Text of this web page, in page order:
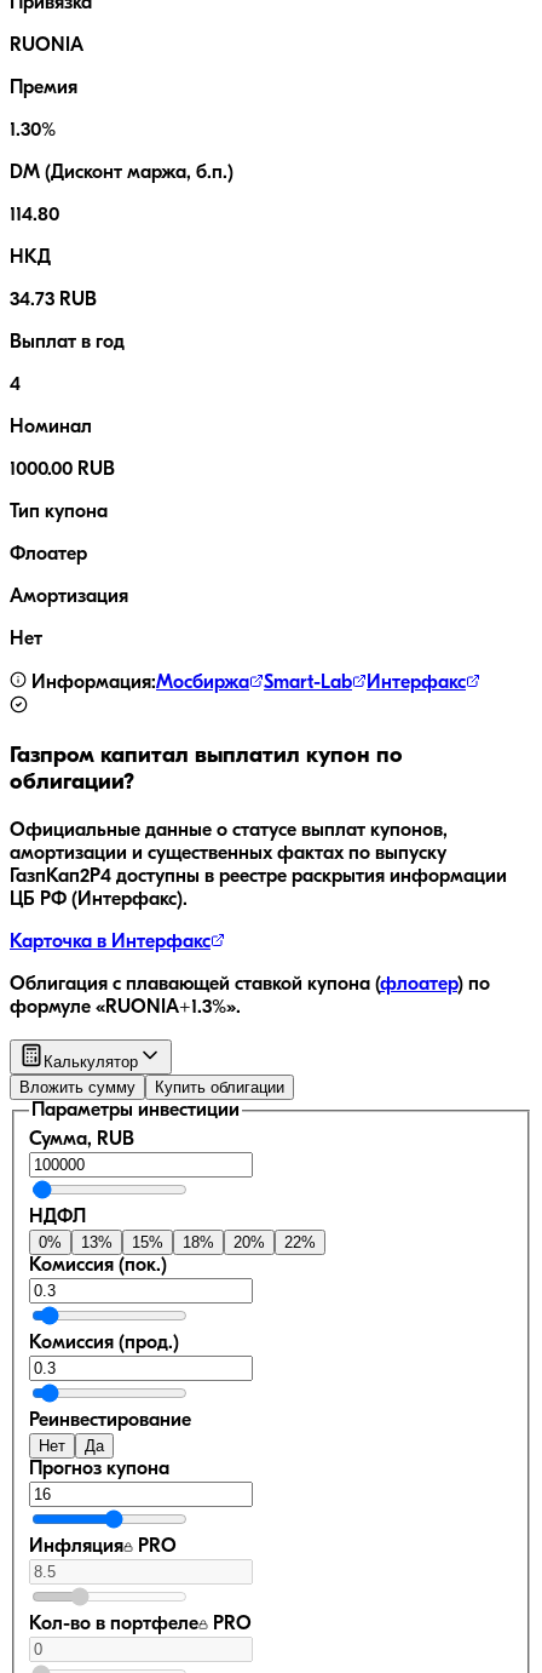
RUONIA
Премия
1.30%
DM (Дисконт маржа, б.п.)
114.80
НКД
34.73 RUB
Выплат в год
4
Номинал
1000.00 RUB
Тип купона
Флоатер
Амортизация
Нет
Информация:Мосбиржа Smart-Lab Интерфакс
Газпром капитал выплатил купон по
облигации?
Официальные данные о статусе выплат купонов,
амортизации и существенных фактах по выпуску
ГазпКап2P4 доступны в реестре раскрытия информации
ЦБ РФ (Интерфакс).
Карточка в Интерфакс
Облигация с плавающей ставкой купона (флоатер) по
формуле «RUONIA+1.3%».
Калькулятор
Вложить сумму
Купить облигации
Параметры инвестиции
Сумма, RUB
НДФЛ
0% 13% 15% 18% 20% 22%
Комиссия (пок.)
Комиссия (прод.)
Реинвестирование
Нет Да
Прогноз купона
Инфляция PRO
Кол-во в портфеле PRO